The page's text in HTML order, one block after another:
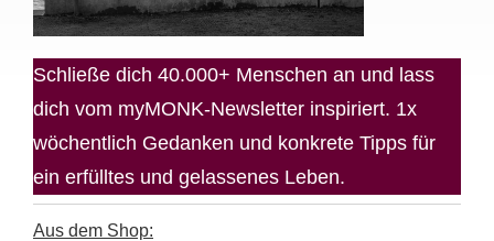
Schließe dich 40.000+ Menschen an und lass
dich vom myMONK-Newsletter inspiriert. 1x
wöchentlich Gedanken und konkrete Tipps für
ein erfülltes und gelassenes Leben.
Aus dem Shop: